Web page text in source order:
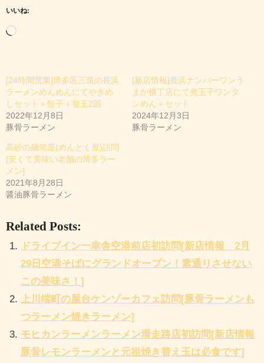
いいね:
読
み
中
…
[24時間営業]博多区三筑の長浜
ラーメンめんめんにてやきめ
しセット＋餃子＋替玉2回
2022年12月8日
豚骨ラーメン
[新店情報]長浜ナンバーワンう
まか横丁店にて煮玉子ワンタ
ンめん＋セット
2024年12月3日
豚骨ラーメン
高砂の麺篤屋(めんとく屋)訪問
[安くて美味い老舗の博多ラー
メン]
2021年8月28日
醤油豚骨ラーメン
Related Posts:
ドライブイン一幸舎空港前店初訪問[新店情報 2月
29日空港そばにグランドオープン！素通りさせない
この美味さ！]
上川端町の屋台ケンゾーカフェ訪問[豚骨ラーメンも
つラーメン焼きラーメン]
モヒカンラーメンラーメン滑走路店初訪問[新店情報
豚骨レモンラーメンと元祖焼き替え玉は必食です]